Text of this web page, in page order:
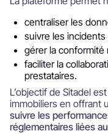
centraliser les
suivre les
gérer la conformité
faciliter la
prestataires.
L’objectif de Sitadel
immobiliers en offrant
suivre les
réglementaires liées